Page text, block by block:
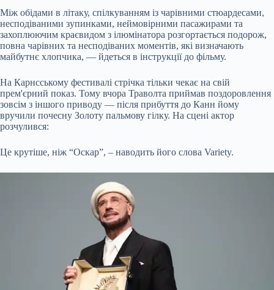
Між обідами в літаку, спілкуванням із чарівними стюардесами,
несподіваними зупинками, неймовірними пасажирами та
захоплюючим краєвидом з ілюмінатора розгортається подорож,
повна чарівних та несподіваних моментів, які визначають
майбутнє хлопчика, — йдеться в інструкції до фільму.
На Карнсському фестивалі стрічка тільки чекає на свій
прем'єрний показ. Тому вчора Траволта приймав поздоровлення
зовсім з іншого приводу — після прибуття до Канн йому
вручили почесну Золоту пальмову гілку. На сцені актор
розчулився:
Це крутіше, ніж “Оскар”, – наводить його слова Variety.